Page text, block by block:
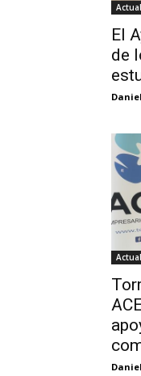
El
de